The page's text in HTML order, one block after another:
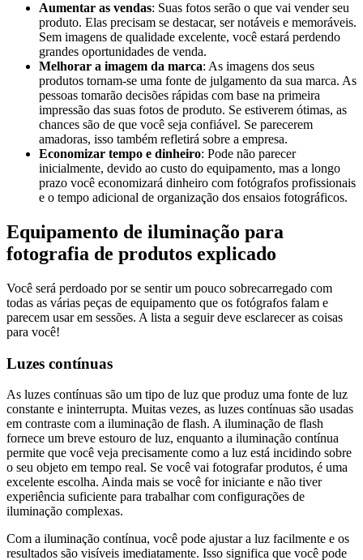
Aumentar as vendas: Suas fotos serão o que vai vender seu
produto. Elas precisam se destacar, ser notáveis e memoráveis.
Sem imagens de qualidade excelente, você estará perdendo
grandes oportunidades de venda.
Melhorar a imagem da marca: As imagens dos seus
produtos tornam-se uma fonte de julgamento da sua marca. As
pessoas tomarão decisões rápidas com base na primeira
impressão das suas fotos de produto. Se estiverem ótimas, as
chances são de que você seja confiável. Se parecerem
amadoras, isso também refletirá sobre a empresa.
Economizar tempo e dinheiro: Pode não parecer
inicialmente, devido ao custo do equipamento, mas a longo
prazo você economizará dinheiro com fotógrafos profissionais
e o tempo adicional de organização dos ensaios fotográficos.
Equipamento de iluminação para
fotografia de produtos explicado
Você será perdoado por se sentir um pouco sobrecarregado com
todas as várias peças de equipamento que os fotógrafos falam e
parecem usar em sessões. A lista a seguir deve esclarecer as coisas
para você!
Luzes contínuas
As luzes contínuas são um tipo de luz que produz uma fonte de luz
constante e ininterrupta. Muitas vezes, as luzes contínuas são usadas
em contraste com a iluminação de flash. A iluminação de flash
fornece um breve estouro de luz, enquanto a iluminação contínua
permite que você veja precisamente como a luz está incidindo sobre
o seu objeto em tempo real. Se você vai fotografar produtos, é uma
excelente escolha. Ainda mais se você for iniciante e não tiver
experiência suficiente para trabalhar com configurações de
iluminação complexas.
Com a iluminação contínua, você pode ajustar a luz facilmente e os
resultados são visíveis imediatamente. Isso significa que você pode